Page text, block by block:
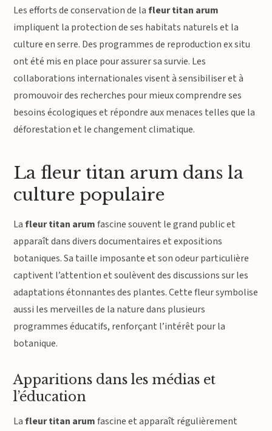
Les efforts de conservation de lafleur titan arum
impliquent la protection de ses habitats naturels et la
culture en serre. Des programmes de reproduction ex situ
ont été mis en place pour assurer sa survie. Les
collaborations internationales visent à sensibiliser et à
promouvoir des recherches pour mieux comprendre ses
besoins écologiques et répondre aux menaces telles que la
déforestation et le changement climatique.
La fleur titan arum dans la
culture populaire
Lafleur titan arumfascine souvent le grand public et
apparaît dans divers documentaires et expositions
botaniques. Sa taille imposante et son odeur particulière
captivent l’attention et soulèvent des discussions sur les
adaptations étonnantes des plantes. Cette fleur symbolise
aussi les merveilles de la nature dans plusieurs
programmes éducatifs, renforçant l’intérêt pour la
botanique.
Apparitions dans les médias et
l’éducation
Lafleur titan arumfascine et apparaît régulièrement